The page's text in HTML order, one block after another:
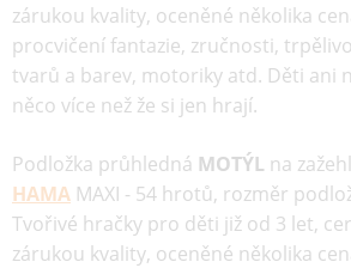
zárukou kvality, oceněné několika
procvičení fantazie, zručnosti,
tvarů a barev, motoriky atd. Děti ani
něco více než že si jen hrají.
Podložka průhledná MOTÝL na
HAMA MAXI - 54 hrotů, rozměr
Tvořivé hračky pro děti již od 3 let,
zárukou kvality, oceněné několika